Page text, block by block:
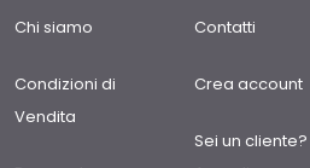
Chi siamo
Condizioni di
Vendita
Contatti
Crea account
Sei un cliente?